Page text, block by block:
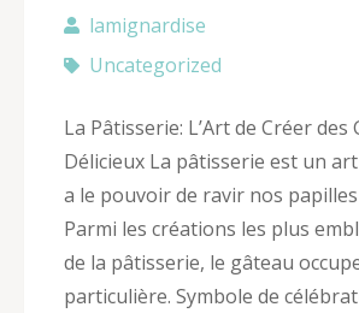
lamignardise
Uncategorized
La Pâtisserie: L’Art de Créer des
Délicieux La pâtisserie est un
a le pouvoir de ravir nos
Parmi les créations les plus
de la pâtisserie, le gâteau
particulière. Symbole de